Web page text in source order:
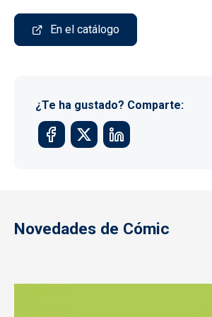
En el catálogo
¿Te ha gustado? Comparte:
Novedades de Cómic